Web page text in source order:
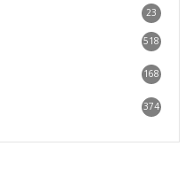
23
518
168
374